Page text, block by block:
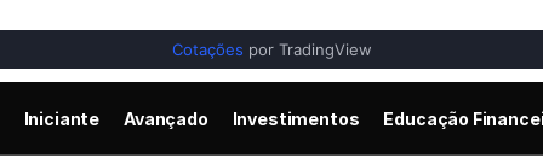
Cotações por TradingView
Iniciante Avançado Investimentos Educação